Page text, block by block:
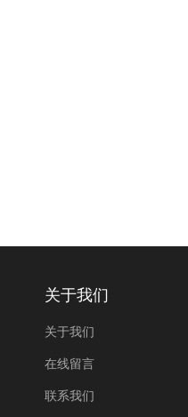
关于我们
关于我们
在线留言
联系我们